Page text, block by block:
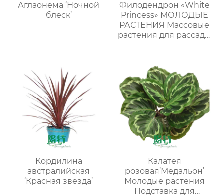
Аглаонема ‘Ночной
блеск’
Филодендрон «White
Princess» МОЛОДЫЕ
РАСТЕНИЯ Массовые
растения для рассады
Кордилина
австралийская
‘Красная звезда’
Калатея
розовая’Медальон’
Молодые растения
Подставка для